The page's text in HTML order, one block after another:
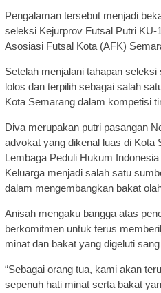
Pengalaman tersebut menjadi
seleksi Kejurprov Futsal Putri KU-
Asosiasi Futsal Kota (AFK)
Setelah menjalani tahapan
lolos dan terpilih sebagai salah
Kota Semarang dalam kompetisi
Diva merupakan putri pasangan
advokat yang dikenal luas di Kota
Lembaga Peduli Hukum
Keluarga menjadi salah satu
dalam mengembangkan bakat
Anisah mengaku bangga atas
berkomitmen untuk terus
minat dan bakat yang digeluti
“Sebagai orang tua, kami akan
sepenuh hati minat serta bakat